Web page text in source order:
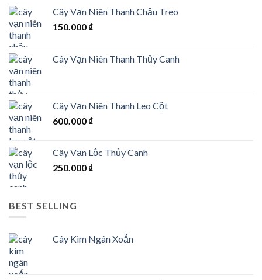
Cây Vạn Niên Thanh Chậu Treo
150.000 ₫
Cây Vạn Niên Thanh Thủy Canh
Cây Vạn Niên Thanh Leo Cột
600.000 ₫
Cây Vạn Lộc Thủy Canh
250.000 ₫
BEST SELLING
Cây Kim Ngân Xoắn